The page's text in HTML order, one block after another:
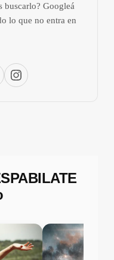
buscarlo? Googleá
lo que no entra en